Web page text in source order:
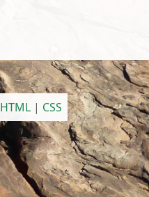
HTML | CSS